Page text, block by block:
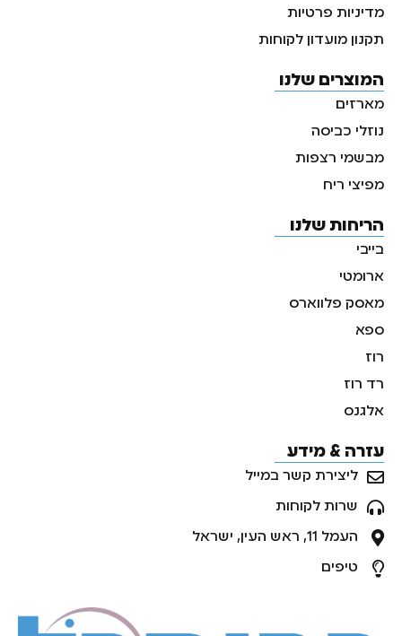
מדיניות פרטיות
תקנון מועדון לקוחות
המוצרים שלנו
מארזים
נוזלי כביסה
מבשמי רצפות
מפיצי ריח
הריחות שלנו
בייבי
ארומטי
מאסק פלווארס
ספא
רוז
רד רוז
אלגנס
עזרה & מידע
ליצירת קשר במייל
שרות לקוחות
העמל 11, ראש העין, ישראל
טיפים